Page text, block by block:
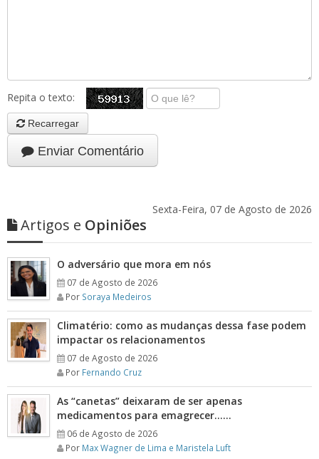
Repita o texto:
Recarregar
Enviar Comentário
Sexta-Feira, 07 de Agosto de 2026
Artigos e Opiniões
O adversário que mora em nós
07 de Agosto de 2026
Por Soraya Medeiros
Climatério: como as mudanças dessa fase podem
impactar os relacionamentos
07 de Agosto de 2026
Por Fernando Cruz
As “canetas” deixaram de ser apenas
medicamentos para emagrecer……
06 de Agosto de 2026
Por Max Wagner de Lima e Maristela Luft